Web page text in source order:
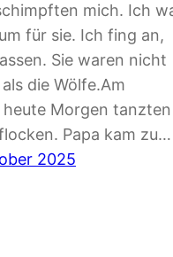
mich. Ich
für sie. Ich fing an,
Sie waren nicht
die Wölfe.Am
heute Morgen tanzten
Papa kam zu…
2025